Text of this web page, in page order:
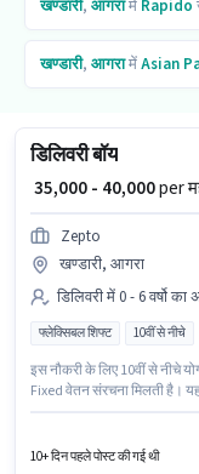
खण्डारी, आगरामें Rapido
खण्डारी, आगरामेंAsian
डिलिवरी बॉय
₹ 35,000 - 40,000per
Zepto
खण्डारी, आगरा
डिलिवरी में 0 - 6 वर्षो
फ्लेक्सिबल शिफ्ट 10वीं से नीचे
इस नौकरी के लिए 10वीं से नीचे
Fixed वेतन संरचना मिलती है।
प्रति माह ₹40000 तक कमा सकते
10+ दिन पहले पोस्ट की गई थी